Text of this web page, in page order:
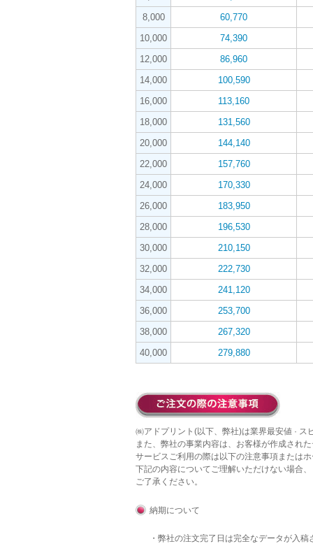
8,000
60,770
10,000
74,390
12,000
86,960
14,000
100,590
16,000
113,160
18,000
131,560
20,000
144,140
22,000
157,760
24,000
170,330
26,000
183,950
28,000
196,530
30,000
210,150
32,000
222,730
34,000
241,120
36,000
253,700
38,000
267,320
40,000
279,880
㈱アドプリント(以下、弊社)は業界最安値 ·
また、弊社の事業内容は、お客様が作成され
サービスご利用の際は以下の注意事項または
下記の内容についてご理解いただけない場合
ご了承ください。
納期について
・弊社の注文完了日は完全なデータが入